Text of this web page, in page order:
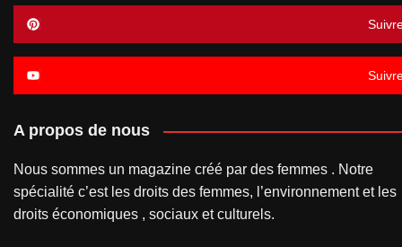
A propos de nous
Nous sommes un magazine créé par des femmes . Notre
spécialité c’est les droits des femmes, l’environnement et les
droits économiques , sociaux et culturels.